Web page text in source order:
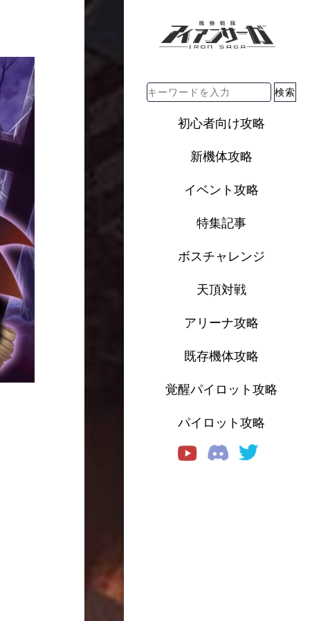
検索
初心者向け攻略
新機体攻略
イベント攻略
特集記事
ボスチャレンジ
天頂対戦
アリーナ攻略
既存機体攻略
覚醒パイロット攻略
パイロット攻略